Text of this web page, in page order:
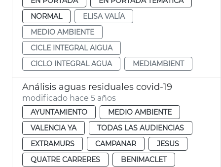
NORMAL
ELISA VALÍA
MEDIO AMBIENTE
CICLE INTEGRAL AIGUA
CICLO INTEGRAL AGUA
MEDIAMBIENT
Análisis aguas residuales covid-19
modificado hace 5 años
AYUNTAMIENTO
MEDIO AMBIENTE
VALENCIA YA
TODAS LAS AUDIENCIAS
EXTRAMURS
CAMPANAR
JESUS
QUATRE CARRERES
BENIMACLET